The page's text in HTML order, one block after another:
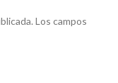
Los campos